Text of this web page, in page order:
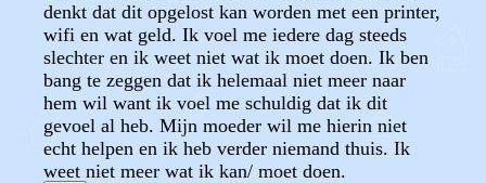
denkt dat dit opgelost kan worden met een printer,
wifi en wat geld. Ik voel me iedere dag steeds
slechter en ik weet niet wat ik moet doen. Ik ben
bang te zeggen dat ik helemaal niet meer naar
hem wil want ik voel me schuldig dat ik dit
gevoel al heb. Mijn moeder wil me hierin niet
echt helpen en ik heb verder niemand thuis. Ik
weet niet meer wat ik kan/ moet doen.